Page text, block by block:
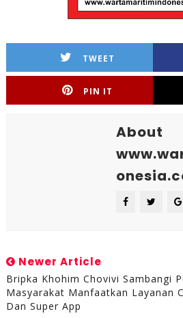
TWEET
PIN IT
About
Newer Article
Bripka Khohim Chovivi Sambangi
Masyarakat Manfaatkan Layanan
Dan Super App